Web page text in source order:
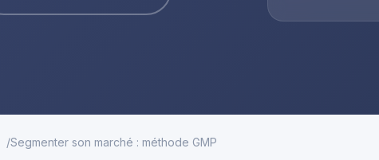
Segmenter son marché : méthode GMP